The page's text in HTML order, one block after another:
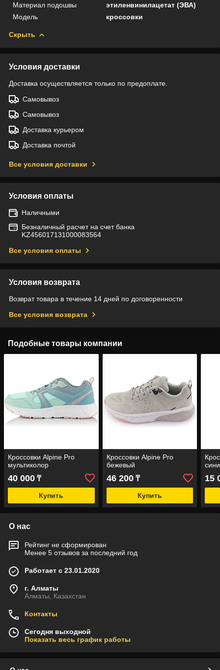
Материал подошвы
этиленвинилацетат (ЭВА)
Модель
кроссовки
Скрыть
Условия доставки
Доставка осуществляется только по предоплате.
Самовывоз
Самовывоз
Доставка курьером
Доставка почтой
Все условия доставки
Условия оплаты
Наличными
Безналичный расчет на счет банка
KZ456017131000083564
Все условия оплаты
Условия возврата
Возврат товара в течение 14 дней по договоренности
Все условия возврата
Подобные товары компании
Кроссовки Alpine Pro
мультиколор
40 000 ₸
Купить
Кроссовки Alpine Pro
бежевый
46 200₸
Купить
15
О нас
Рейтинг не сформирован
Менее 5 отзывов за последний год
Работает с 23.01.2020
г. Алматы
Алматы, Казахстан
Контакты
Сегодня выходной
Показать весь график работы